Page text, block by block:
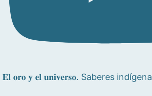
𝐄𝐥 𝐨𝐫𝐨 𝐲 𝐞𝐥 𝐮𝐧𝐢𝐯𝐞𝐫𝐬𝐨. Saberes